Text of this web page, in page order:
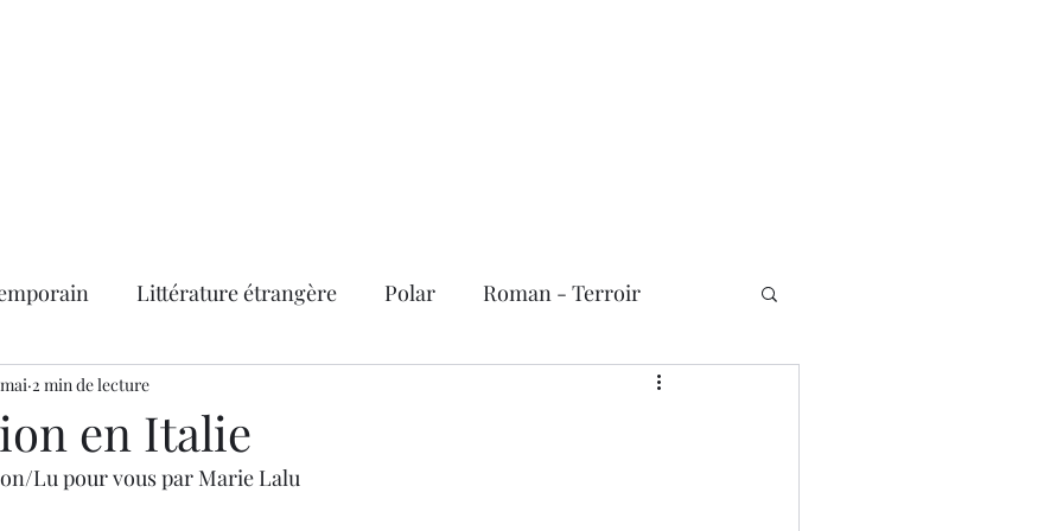
Littérature étrangère Polar Roman - Terroir
BD adultes
littéraires Roman historique
en Italie
2 min de lecture
Lu pour vous par Marie Lalu